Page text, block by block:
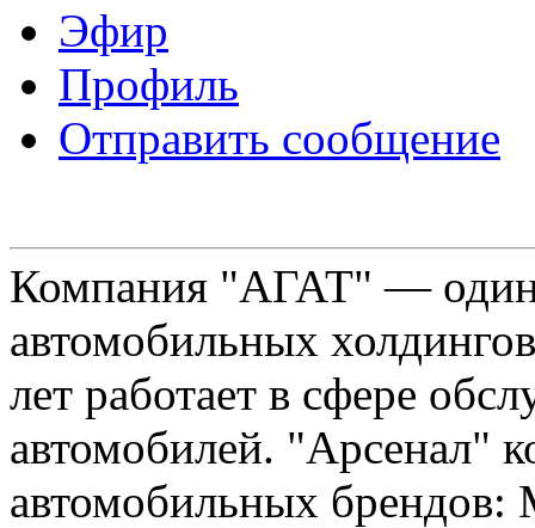
Эфир
Профиль
Отправить сообщение
Компания "АГАТ" —
автомобильных
лет работает в сфере
автомобилей. "Арсенал"
автомобильных